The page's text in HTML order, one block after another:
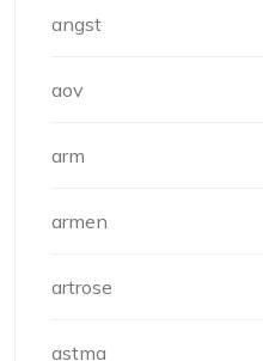
angst
aov
arm
armen
artrose
astma